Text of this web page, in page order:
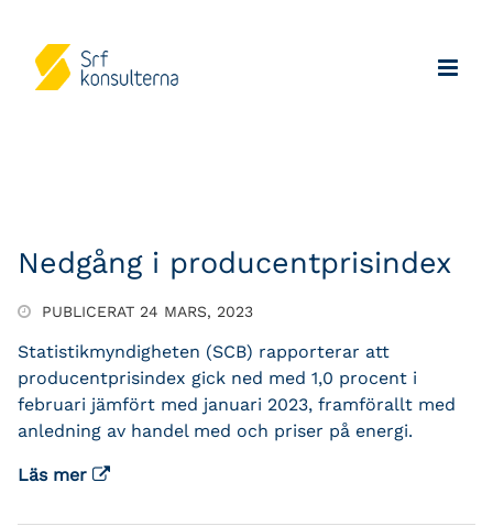
Nedgång i producentprisindex
PUBLICERAT 24 MARS, 2023
Statistikmyndigheten (SCB) rapporterar att
producentprisindex gick ned med 1,0 procent i
februari jämfört med januari 2023, framförallt med
anledning av handel med och priser på energi.
Läs mer